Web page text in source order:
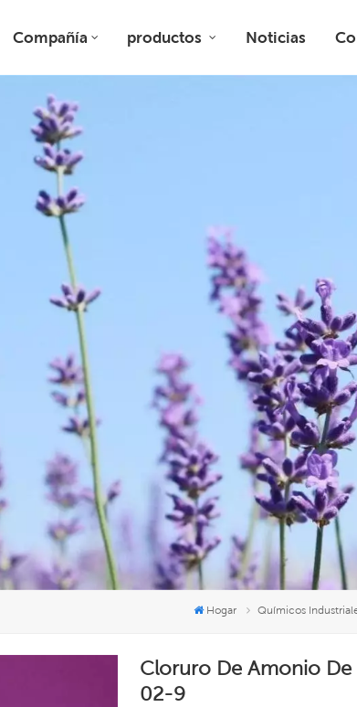
Compañía productos Noticias
Hogar Químicos
Cloruro De Amonio De
02-9